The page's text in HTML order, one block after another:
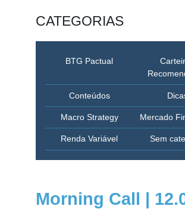
CATEGORIAS
BTG Pactual
Conteúdos
Macro Strategy Mercado
Renda Variável Sem
Morning Call |